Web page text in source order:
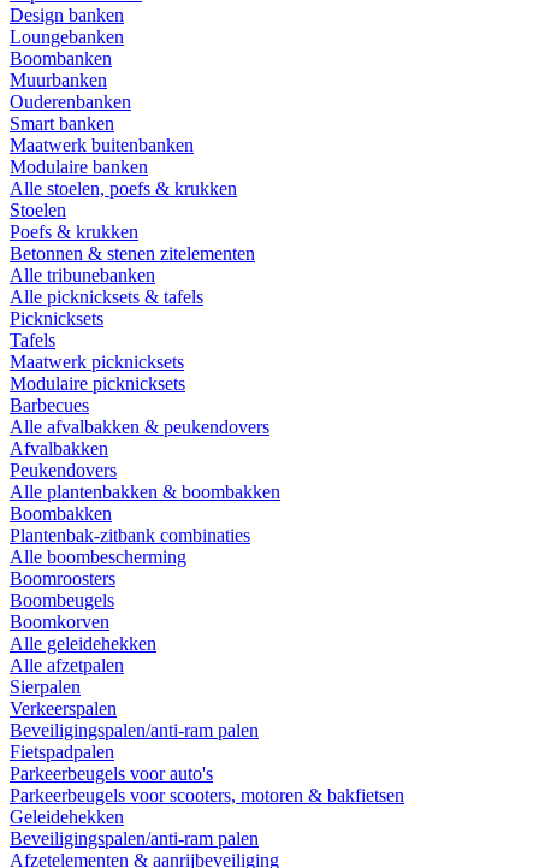
Design banken
Loungebanken
Boombanken
Muurbanken
Ouderenbanken
Smart banken
Maatwerk buitenbanken
Modulaire banken
Alle stoelen, poefs & krukken
Stoelen
Poefs & krukken
Betonnen & stenen zitelementen
Alle tribunebanken
Alle picknicksets & tafels
Picknicksets
Tafels
Maatwerk picknicksets
Modulaire picknicksets
Barbecues
Alle afvalbakken & peukendovers
Afvalbakken
Peukendovers
Alle plantenbakken & boombakken
Boombakken
Plantenbak-zitbank combinaties
Alle boombescherming
Boomroosters
Boombeugels
Boomkorven
Alle geleidehekken
Alle afzetpalen
Sierpalen
Verkeerspalen
Beveiligingspalen/anti-ram palen
Fietspadpalen
Parkeerbeugels voor auto's
Parkeerbeugels voor scooters, motoren & bakfietsen
Geleidehekken
Beveiligingspalen/anti-ram palen
Afzetelementen & aanrijbeveiliging